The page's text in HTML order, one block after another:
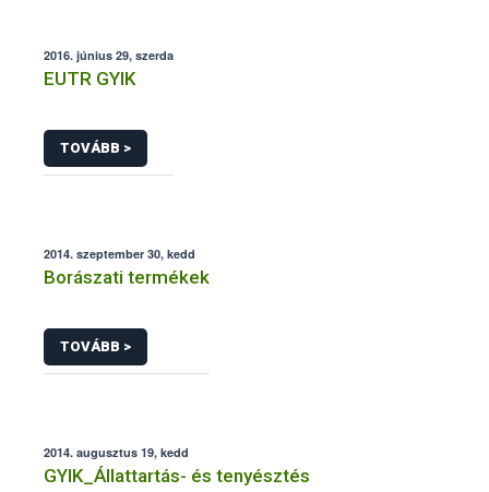
2016. június 29, szerda
EUTR GYIK
TOVÁBB >
2014. szeptember 30, kedd
Borászati termékek
TOVÁBB >
2014. augusztus 19, kedd
GYIK_Állattartás- és tenyésztés